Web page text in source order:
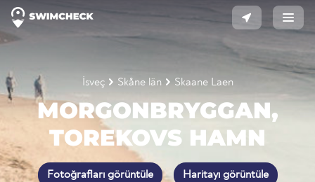
İsveç Skåne län Skaane Laen
MORGONBRYGGAN,
TOREKOVS HAMN
Fotoğrafları görüntüle Haritayı görüntüle